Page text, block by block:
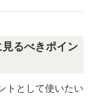
るべきポイン
トとして使いたい